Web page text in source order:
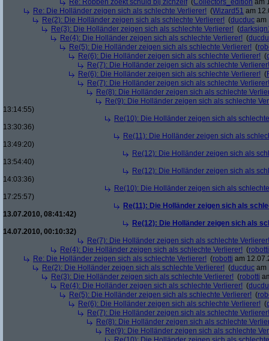
Re: Robben zoekt schuld bij zichzelf(Collectors_edition am
Re: Die Holländer zeigen sich als schlechte Verlierer! (Wizard51 am
Re(2): Die Holländer zeigen sich als schlechte Verlierer! (ducduc am
Re(3): Die Holländer zeigen sich als schlechte Verlierer! (
Re(4): Die Holländer zeigen sich als schlechte Verlierer! (
Re(5): Die Holländer zeigen sich als schlechte Verlierer! (
Re(6): Die Holländer zeigen sich als schlechte Verlierer! (
Re(7): Die Holländer zeigen sich als schlechte Verlierer!
Re(6): Die Holländer zeigen sich als schlechte Verlierer! (
Re(7): Die Holländer zeigen sich als schlechte Verlierer!
Re(8): Die Holländer zeigen sich als schlechte
Re(9): Die Holländer zeigen sich als schlechte
13:14:55)
Re(10): Die Holländer zeigen sich als
13:30:36)
Re(11): Die Holländer zeigen sich als
13:49:20)
Re(12): Die Holländer zeigen sich als
13:54:40)
Re(12): Die Holländer zeigen sich als
14:03:36)
Re(10): Die Holländer zeigen sich als
17:25:57)
Re(11): Die Holländer zeigen sich als
13.07.2010, 08:41:42)
Re(12): Die Holländer zeigen sich als
14.07.2010, 00:10:32)
Re(7): Die Holländer zeigen sich als schlechte Verlierer!
Re(4): Die Holländer zeigen sich als schlechte Verlierer! (robotti
Re: Die Holländer zeigen sich als schlechte Verlierer! (robotti am
Re(2): Die Holländer zeigen sich als schlechte Verlierer! (ducduc am
Re(3): Die Holländer zeigen sich als schlechte Verlierer! (robotti
Re(4): Die Holländer zeigen sich als schlechte Verlierer! (
Re(5): Die Holländer zeigen sich als schlechte Verlierer! (
Re(6): Die Holländer zeigen sich als schlechte Verlierer! (
Re(7): Die Holländer zeigen sich als schlechte Verlierer!
Re(8): Die Holländer zeigen sich als schlechte
Re(9): Die Holländer zeigen sich als schlechte